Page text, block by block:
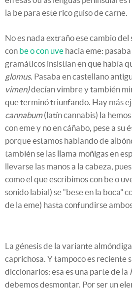
la be para este rico guiso de carne.
No es nada extraño ese cambio
con be o con uve hacia eme:
gramáticos insistían en que había
glomus. Pasaba en castellano
vimen)decían vimbre y también
que terminó triunfando. Hay más
cannabum(latín cannabis) la
con eme y no en cáñabo, pese a su
porque estamos hablando de
también se las llama moñigas en
llevarse las manos a la cabeza,
como el que escribimos con be o
sonido labial) se “bese en la boca”
de la eme) hasta confundirse
La génesis de la variante
caprichosa. Y tampoco es reciente
diccionarios: esa es una parte de la
debemos desmontar. Por ser un